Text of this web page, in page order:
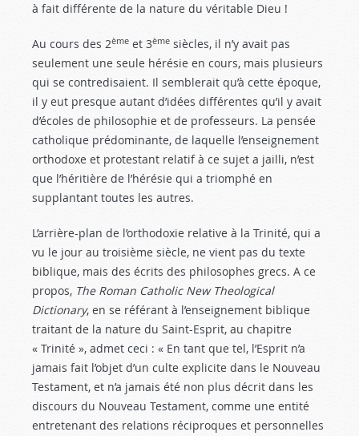
à fait différente de la nature du véritable Dieu !
Au cours des 2ème et 3ème siècles, il n’y avait pas
seulement une seule hérésie en cours, mais plusieurs
qui se contredisaient. Il semblerait qu’à cette époque,
il y eut presque autant d’idées différentes qu’il y avait
d’écoles de philosophie et de professeurs. La pensée
catholique prédominante, de laquelle l’enseignement
orthodoxe et protestant relatif à ce sujet a jailli, n’est
que l’héritière de l’hérésie qui a triomphé en
supplantant toutes les autres.
L’arrière-plan de l’orthodoxie relative à la Trinité, qui a
vu le jour au troisième siècle, ne vient pas du texte
biblique, mais des écrits des philosophes grecs. A ce
propos, The Roman Catholic New Theological
Dictionary, en se référant à l’enseignement biblique
traitant de la nature du Saint-Esprit, au chapitre
« Trinité », admet ceci : « En tant que tel, l’Esprit n’a
jamais fait l’objet d’un culte explicite dans le Nouveau
Testament, et n’a jamais été non plus décrit dans les
discours du Nouveau Testament, comme une entité
entretenant des relations réciproques et personnelles